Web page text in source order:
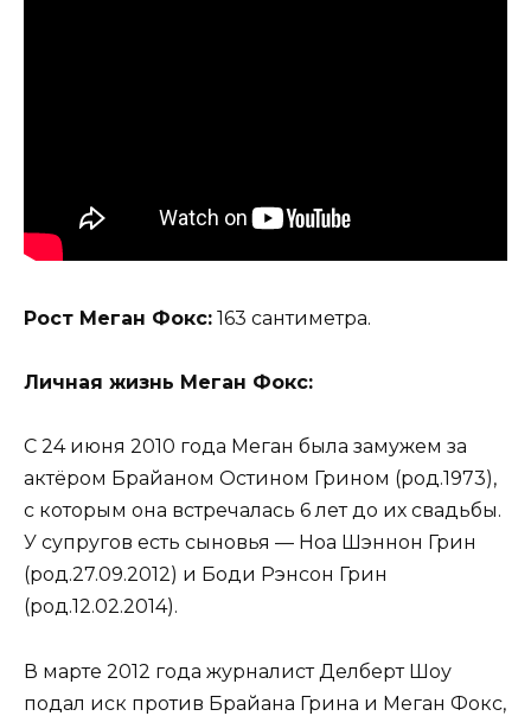
Рост Меган Фокс: 163 сантиметра.
Личная жизнь Меган Фокс:
С 24 июня 2010 года Меган была замужем за
актёром Брайаном Остином Грином (род.1973),
с которым она встречалась 6 лет до их свадьбы.
У супругов есть сыновья — Ноа Шэннон Грин
(род.27.09.2012) и Боди Рэнсон Грин
(род.12.02.2014).
В марте 2012 года журналист Делберт Шоу
подал иск против Брайана Грина и Меган Фокс,